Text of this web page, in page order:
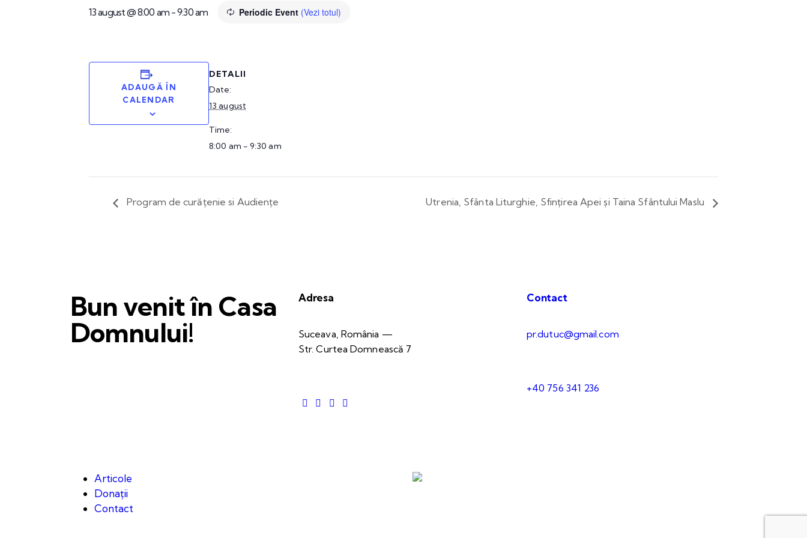
13 august @ 8:00 am-9:30 am Periodic Event (Vezi totul)
ADAUGĂ ÎN
CALENDAR
DETALII
Date:
13 august
Time:
8:00 am - 9:30 am
Program de curățenie si Audiențe Utrenia, Sfânta Liturghie, Sfințirea Apei și Taina Sfântului Maslu
Bun venit în Casa
Domnului!
Adresa
Suceava, România —
Str. Curtea Domnească 7
Contact
pr.dutuc@gmail.com
+40 756 341 236
Articole
Donații
Contact